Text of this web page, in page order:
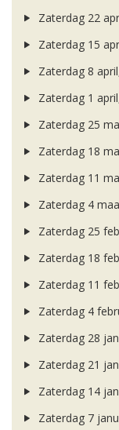
Zaterdag 22
Zaterdag 15
Zaterdag 8
Zaterdag 1
Zaterdag 25
Zaterdag 18
Zaterdag 11
Zaterdag 4
Zaterdag 25
Zaterdag 18
Zaterdag 11
Zaterdag 4
Zaterdag 28
Zaterdag 21
Zaterdag 14
Zaterdag 7